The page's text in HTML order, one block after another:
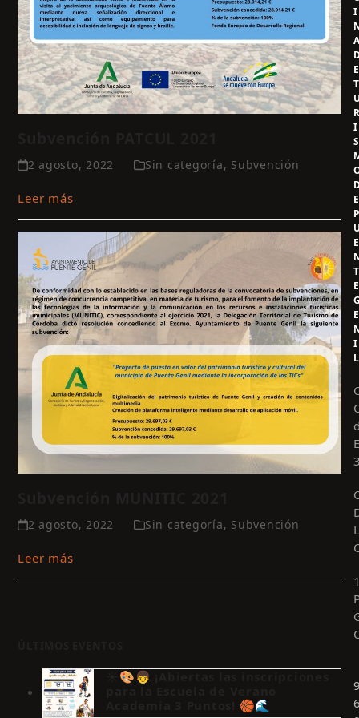
2 agosto, 2022 Sin categoría, Subvención
Leer más
2 agosto, 2022 Sin categoría, Subvención
Leer más
☀️🎨👦 ¡Abiertas las inscripciones
Academia 3 Puntos! 🏀🌊
I
E
T
I
S
E
E
T
E
E
I
L